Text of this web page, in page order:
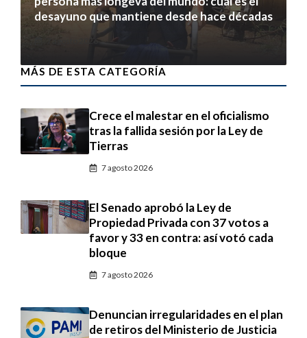
desayuno que mantiene desde hace décadas
MÁS DE ESTA CATEGORÍA
Crece el malestar en el oficialismo
tras la fallida sesión por la Ley de
Tierras
7 agosto 2026
El Senado aprobó la Ley de
Propiedad Privada con 37 votos a
favor y 33 en contra: así votó cada
bloque
7 agosto 2026
Denuncian irregularidades en el plan
de retiros del Ministerio de Justicia